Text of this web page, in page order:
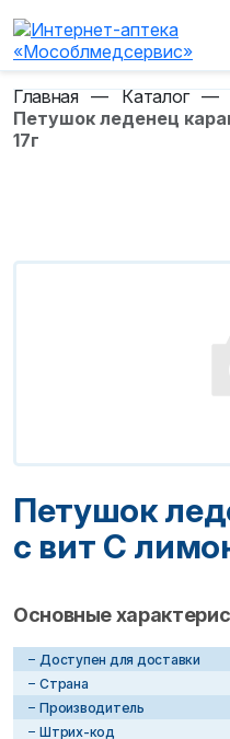
Главная — Каталог —
Петушок леденец
17г
Петушок
с вит С
Основные
Доступен для доставки
Страна
Производитель
Штрих-код